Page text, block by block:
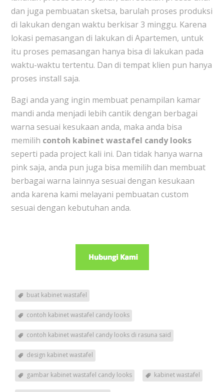
dan juga pembuatan sketsa, barulah proses produksi
di lakukan dengan waktu berkisar 3 minggu. Karena
lokasi pemasangan di lakukan di Apartemen, untuk
itu proses pemasangan hanya bisa di lakukan pada
waktu-waktu tertentu. Dan di tempat klien pun hanya
proses install saja.
Bagi anda yang ingin membuat penampilan kamar
mandi anda menjadi lebih cantik dengan berbagai
warna sesuai kesukaan anda, maka anda bisa
memilih contoh kabinet wastafel candy looks
seperti pada project kali ini. Dan tidak hanya warna
pink saja, anda pun juga bisa memilih dan membuat
berbagai warna lainnya sesuai dengan kesukaan
anda karena kami melayani pembuatan custom
sesuai dengan kebutuhan anda.
buat kabinet wastafel
contoh kabinet wastafel candy looks
contoh kabinet wastafel candy looks di rasuna said
design kabinet wastafel
gambar kabinet wastafel candy looks kabinet wastafel